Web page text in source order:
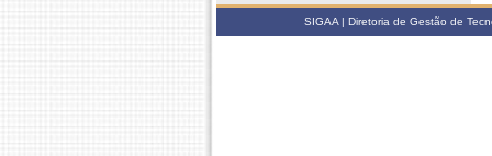
SIGAA | Diretoria de Gestão de